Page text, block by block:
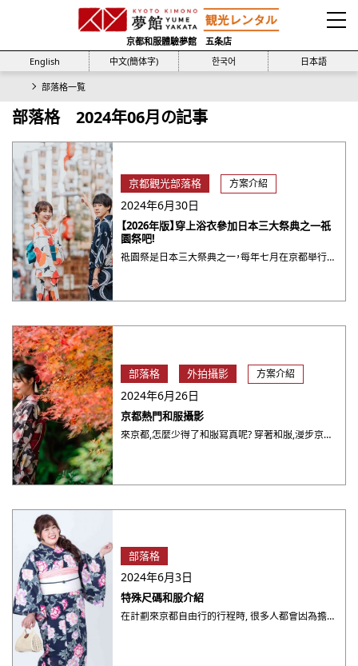
京都和服體驗夢館 五条店
English
中文(簡体字) 한국어 日本語
部落格一覧
部落格 2024年06月の記事
京都觀光部落格 方案介紹
2024年6月30日
【2026年版】穿上浴衣參加日本三大祭典之一祇
園祭吧!
祗園祭是日本三大祭典之一，每年七月在京都舉行。這個祭典稱為八坂神社祭，已有1000多年的歷史。祗園祭的舉辦時間很長，主要以被稱為「山鉾巡行」的遊行而聞名。
部落格 外拍攝影 方案介紹
2024年6月26日
京都熱門和服攝影
來京都,怎麼少得了和服寫真呢? 穿著和服,漫步京都街頭,用相機記錄這美好的瞬間。 為了讓大家的和服體驗留下珍貴 ・・・
部落格
2024年6月3日
特殊尺碼和服介紹
在計劃來京都自由行的行程時, 很多人都會因為擔心沒有合適的尺寸而對和服租借而卻步。為此, 京都夢館除了均碼和服 ・・・